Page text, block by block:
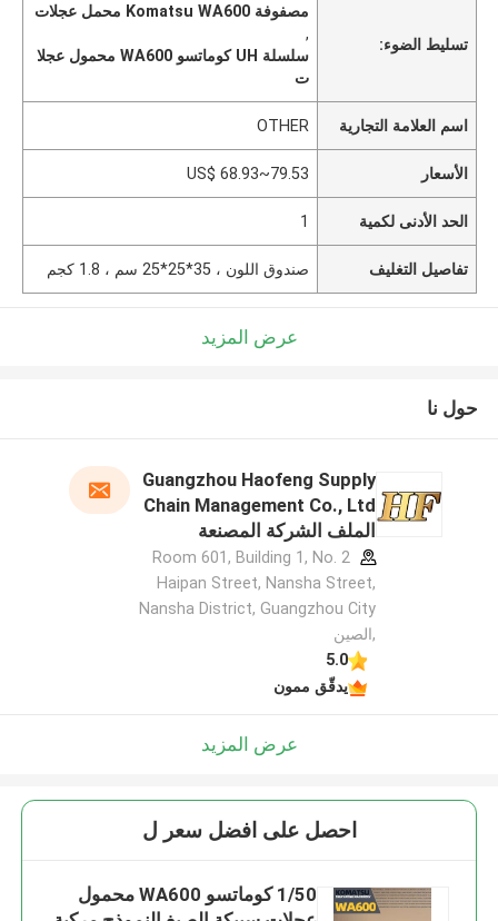
تسليط الضوء:
مصفوفة Komatsu WA600 محمل عجلات
,
سلسلة UH كوماتسو WA600 محمول عجلا
ت
اسم العلامة التجارية OTHER
الأسعار US$ 68.93~79.53
الحد الأدنى لكمية 1
تفاصيل التغليف صندوق اللون ، 35*25*25 سم ، 1.8 كجم
عرض المزيد
حول نا
Guangzhou Haofeng Supply
Chain Management Co., Ltd
الملف الشركة المصنعة
Room 601, Building 1, No. 2
Haipan Street, Nansha Street,
Nansha District, Guangzhou City
,الصين
5.0
يدقّق ممون
عرض المزيد
احصل على افضل سعر ل
1/50 كوماتسو WA600 محمول